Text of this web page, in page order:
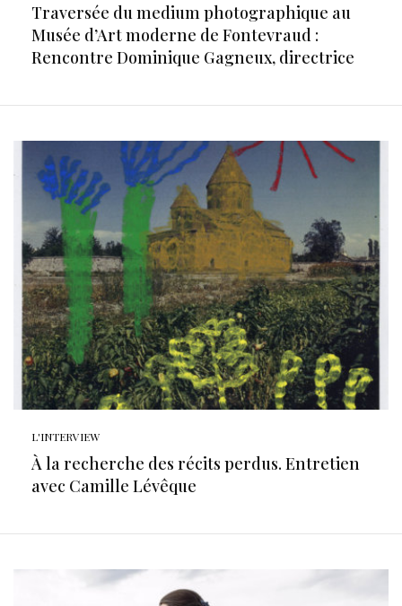
Traversée du medium photographique au
Musée d’Art moderne de Fontevraud :
Rencontre Dominique Gagneux, directrice
L'INTERVIEW
À la recherche des récits perdus. Entretien
avec Camille Lévêque